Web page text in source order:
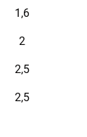
1,6
2
2,5
2,5